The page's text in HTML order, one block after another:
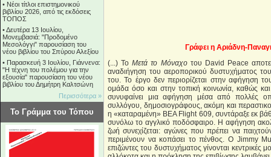
• Νέοι τίτλοι επιστημονικού
βιβλίου 2026, από τις εκδόσεις
ΤΟΠΟΣ
•Δευτέρα 13 Ιουλίου,
Μονεμβασιά: "Προδομένο
Μεσολόγγι" παρουσίαση του
νέου βιβλίου του Σπύρου Αλεξίου
• Παρασκευή 3 Ιουλίου, Γιάννενα:
"Η τέχνη του πολέμου για την
εξουσία" παρουσίαση του νέου
βιβλίου του Δημήτρη Καλτσώνη
Περισσότερα »
Το Γράμμα του Τόπου
Γράφει η Αριάδνη-
(...) ΤοΜετά το Μόναχοτου David Peace
αναδιήγηση του αεροπορικού δυστυχήματος
του. Το έργο δεν περιορίζεται στην αφήγηση
ομάδα όσο και στην τοπική κοινωνία, καθώς
συνυφαίνει μια αφήγηση μέσα από πολλές
συλλόγου, δημοσιογράφους, ακόμη και
η «καταραμένη» BEA Flight 609, συντάραξε εκ
συνόλω το αγγλικό ποδόσφαιρο. Η αφήγηση
ζωή συνεχίζεται: αγώνες που πρέπει να
περιμένουν να κοπάσει το πένθος. Ο Jimmy
επιζώντες του δυστυχήματος γίνονται